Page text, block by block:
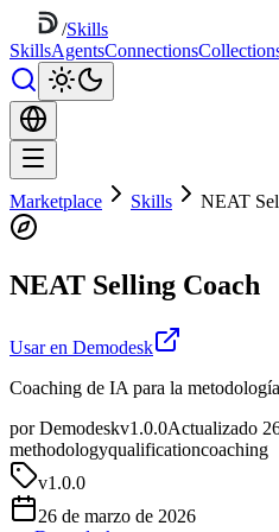
/Skills
SkillsAgentsConnections
Marketplace Skills NEAT
NEAT Selling Coach
Usar en Demodesk
Coaching de IA para la
por Demodeskv1.0.0Actualizado
methodologyqualificationcoaching
v1.0.0
26 de marzo de 2026